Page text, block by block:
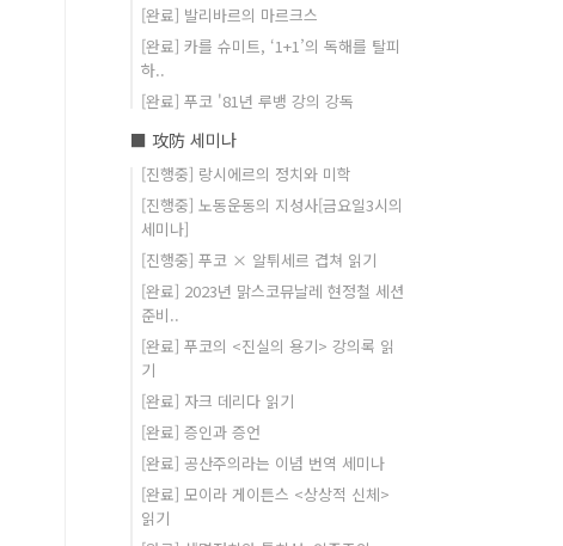
[완료] 발리바르의 마르크스
[완료] 카를 슈미트, ‘1+1’의 독해를 탈피
하..
[완료] 푸코 '81년 루뱅 강의 강독
■ 攻防 세미나
[진행중] 랑시에르의 정치와 미학
[진행중] 노동운동의 지성사[금요일3시의
세미나]
[진행중] 푸코 × 알튀세르 겹쳐 읽기
[완료] 2023년 맑스코뮤날레 현정철 세션
준비..
[완료] 푸코의 <진실의 용기> 강의록 읽
기
[완료] 자크 데리다 읽기
[완료] 증인과 증언
[완료] 공산주의라는 이념 번역 세미나
[완료] 모이라 게이튼스 <상상적 신체>
읽기